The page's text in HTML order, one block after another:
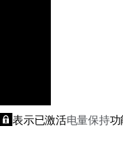
表示已激活电量保持功